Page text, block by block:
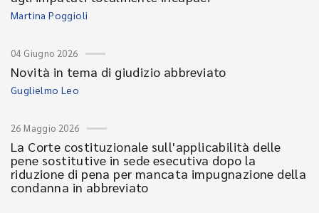
Martina Poggioli
04 Giugno 2026
Novità in tema di giudizio abbreviato
Guglielmo Leo
26 Maggio 2026
La Corte costituzionale sull'applicabilità delle
pene sostitutive in sede esecutiva dopo la
riduzione di pena per mancata impugnazione della
condanna in abbreviato